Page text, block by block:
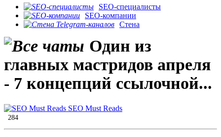
SEO-специалисты
SEO-компании
Стена
Один из
главных мастридов апреля
- 7 концепций ссылочной...
SEO Must Reads
284